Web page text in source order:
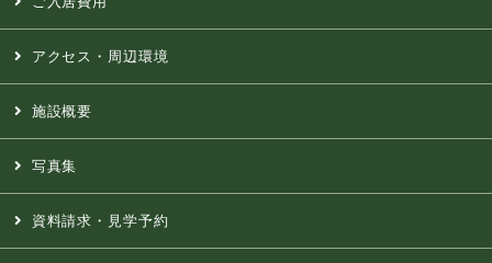
アクセス・周辺環境
施設概要
写真集
資料請求・見学予約